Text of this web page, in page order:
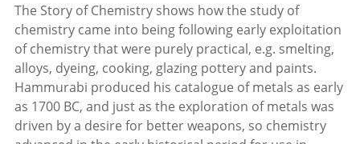
The Story of Chemistry shows how the study of
chemistry came into being following early exploitation
of chemistry that were purely practical, e.g. smelting,
alloys, dyeing, cooking, glazing pottery and paints.
Hammurabi produced his catalogue of metals as early
as 1700 BC, and just as the exploration of metals was
driven by a desire for better weapons, so chemistry